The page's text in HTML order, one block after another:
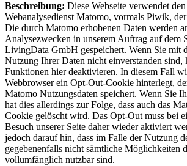
Beschreibung: Diese Webseite verwendet
Webanalysedienst Matomo, vormals Piwik,
Die durch Matomo erhobenen Daten werden
Analysezwecken in unserem Auftrag auf dem
LivingData GmbH gespeichert. Wenn Sie mit
Nutzung Ihrer Daten nicht einverstanden sind,
Funktionen hier deaktivieren. In diesem Fall
Webbrowser ein Opt-Out-Cookie hinterlegt,
Matomo Nutzungsdaten speichert. Wenn Sie
hat dies allerdings zur Folge, dass auch das
Cookie gelöscht wird. Das Opt-Out muss bei
Besuch unserer Seite daher wieder aktiviert
jedoch darauf hin, dass im Falle der Nutzung
gegebenenfalls nicht sämtliche Möglichkeiten
vollumfänglich nutzbar sind.